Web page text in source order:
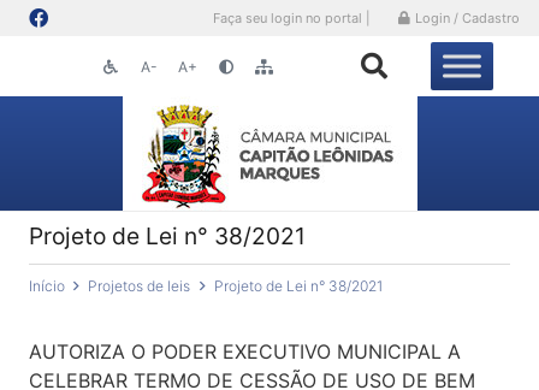
Faça seu login no portal | Login / Cadastro
A- A+
Projeto de Lei n° 38/2021
Início Projetos de leis Projeto de Lei n° 38/2021
AUTORIZA O PODER EXECUTIVO MUNICIPAL A
CELEBRAR TERMO DE CESSÃO DE USO DE BEM